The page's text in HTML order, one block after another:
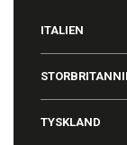
ITALIEN
TYSKLAND